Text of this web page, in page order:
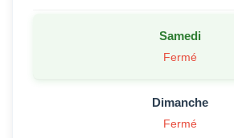
Samedi
Fermé
Dimanche
Fermé